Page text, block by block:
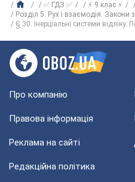
✅ ГДЗ ✅ ⚡ 9 клас ⚡
Розділ 5. Рух і взаємодія. Закони
§ 30. Інерціальні системи
Про компанію
Правова інформація
Реклама на сайті
Редакційна політика